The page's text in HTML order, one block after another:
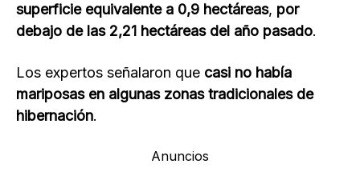
superficie equivalente a 0,9 hectáreas, por
debajo de las 2,21 hectáreas del año pasado.
Los expertos señalaron que casi no había
mariposas en algunas zonas tradicionales de
hibernación.
Anuncios